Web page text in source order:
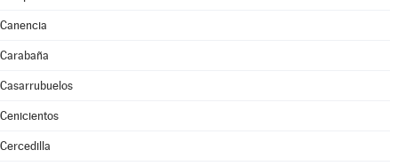
Canencia
Carabaña
Casarrubuelos
Cenicientos
Cercedilla